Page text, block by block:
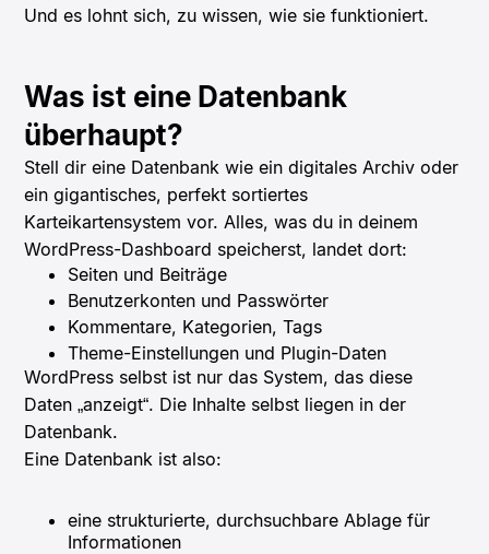
Und es lohnt sich, zu wissen, wie sie funktioniert.
Was ist eine Datenbank
überhaupt?
Stell dir eine Datenbank wie ein digitales Archiv oder
ein gigantisches, perfekt sortiertes
Karteikartensystem vor. Alles, was du in deinem
WordPress-Dashboard speicherst, landet dort:
Seiten und Beiträge
Benutzerkonten und Passwörter
Kommentare, Kategorien, Tags
Theme-Einstellungen und Plugin-Daten
WordPress selbst ist nur das System, das diese
Daten „anzeigt“. Die Inhalte selbst liegen in der
Datenbank.
Eine Datenbank ist also:
eine strukturierte, durchsuchbare Ablage für
Informationen